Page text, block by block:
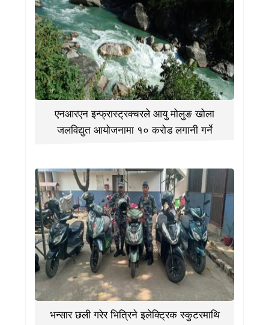
एनआरएन इन्फ्रास्ट्रक्चरले आयु मोलुङ खोला
जलविद्युत आयोजनामा १० करोड लगानी गर्ने
भन्सार छली गरेर भित्रिने इलेक्ट्रिक स्कुटरमाथि